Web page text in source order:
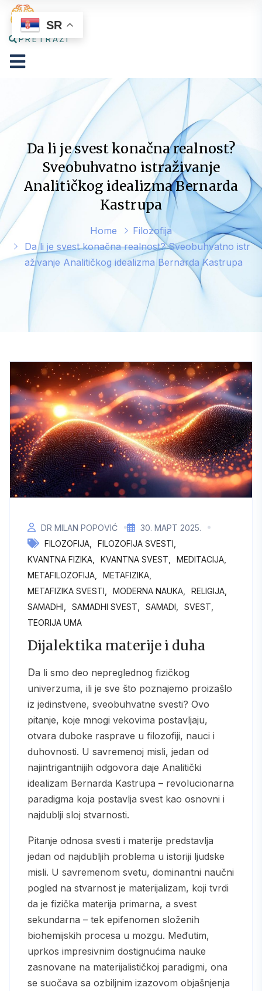
PRETRAŽI
Da li je svest konačna realnost?
Sveobuhvatno istraživanje
Analitičkog idealizma Bernarda
Kastrupa
Home
Filozofija
Da li je svest konačna realnost? Sveobuhvatno istr
aživanje Analitičkog idealizma Bernarda Kastrupa
DR MILAN POPOVIĆ
30. МАРТ 2025.
FILOZOFIJA
FILOZOFIJA SVESTI
KVANTNA FIZIKA
KVANTNA SVEST
MEDITACIJA
METAFILOZOFIJA
METAFIZIKA
METAFIZIKA SVESTI
MODERNA NAUKA
RELIGIJA
SAMADHI
SAMADHI SVEST SAMADI
SVEST
TEORIJA UMA
Dijalektika materije i duha
Da li smo deo nepreglednog fizičkog
univerzuma, ili je sve što poznajemo proizašlo
iz jedinstvene, sveobuhvatne svesti? Ovo
pitanje, koje mnogi vekovima postavljaju,
otvara duboke rasprave u filozofiji, nauci i
duhovnosti. U savremenoj misli, jedan od
najintrigantnijih odgovora daje Analitički
idealizam Bernarda Kastrupa – revolucionarna
paradigma koja postavlja svest kao osnovni i
najdublji sloj stvarnosti.
Pitanje odnosa svesti i materije predstavlja
jedan od najdubljih problema u istoriji ljudske
misli. U savremenom svetu, dominantni naučni
pogled na stvarnost je materijalizam, koji tvrdi
da je fizička materija primarna, a svest
sekundarna – tek epifenomen složenih
biohemijskih procesa u mozgu. Međutim,
uprkos impresivnim dostignućima nauke
zasnovane na materijalističkoj paradigmi, ona
se suočava sa ozbiljnim izazovom objašnjenja
SR